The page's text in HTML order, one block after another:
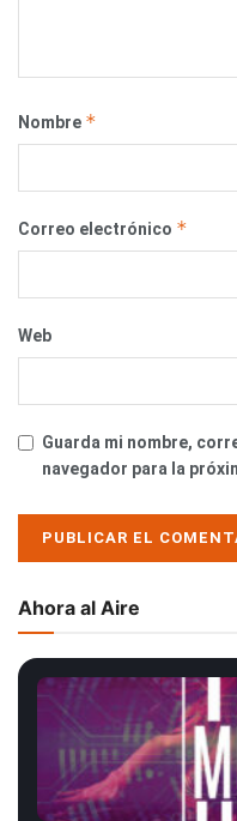
Nombre *
Correo electrónico *
Web
Guarda mi nombre,
navegador para la
Ahora al Aire